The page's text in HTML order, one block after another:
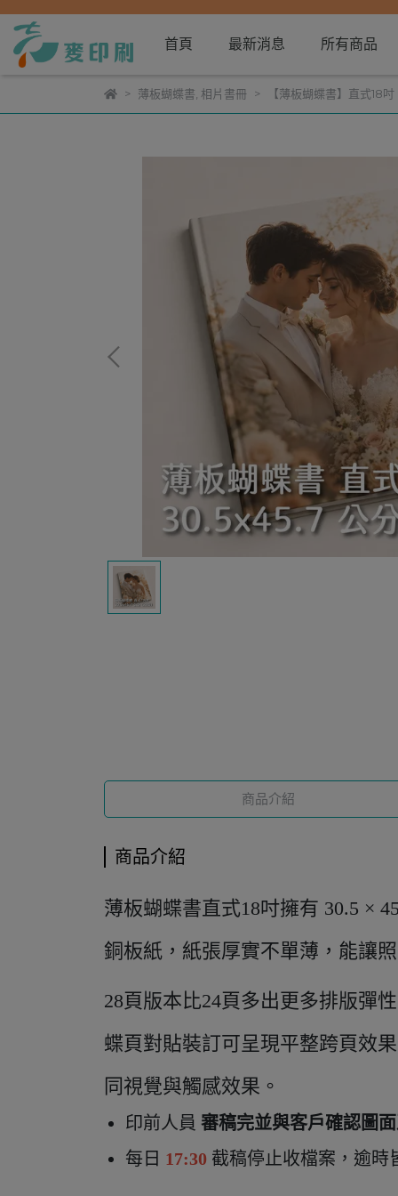
首頁 最新消息 所有商品
薄板蝴蝶書 相片書冊 【薄板蝴蝶書】直式18
商品介紹
商品介紹
薄板蝴蝶書直式18吋擁有 30.5 ×
銅板紙，紙張厚實不單薄，能讓
28頁版本比24頁多出更多排版彈
蝶頁對貼裝訂可呈現平整跨頁效
同視覺與觸感效果。
印前人員 審稿完並與客戶確認圖
每日 17:30 截稿停止收檔案，逾時